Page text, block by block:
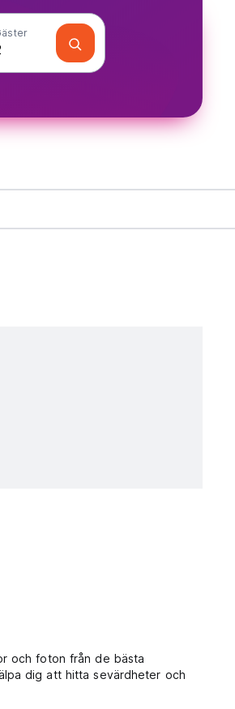
och foton från de bästa
dig att hitta sevärdheter och